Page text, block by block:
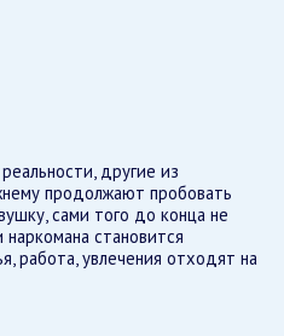
другие из
продолжают пробовать
сами того до конца не
становится
работа, увлечения отходят на